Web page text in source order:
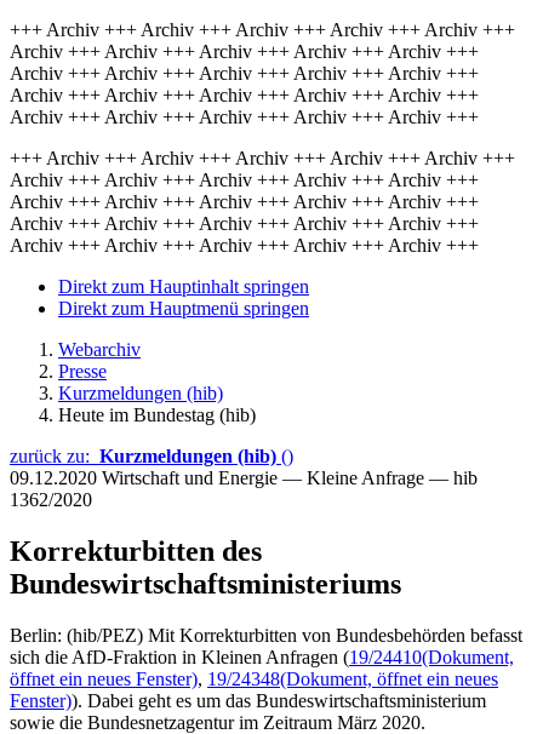
+++ Archiv +++ Archiv +++ Archiv +++ Archiv +++ Archiv +++
Archiv +++ Archiv +++ Archiv +++ Archiv +++ Archiv +++
Archiv +++ Archiv +++ Archiv +++ Archiv +++ Archiv +++
Archiv +++ Archiv +++ Archiv +++ Archiv +++ Archiv +++
Archiv +++ Archiv +++ Archiv +++ Archiv +++ Archiv +++
+++ Archiv +++ Archiv +++ Archiv +++ Archiv +++ Archiv +++
Archiv +++ Archiv +++ Archiv +++ Archiv +++ Archiv +++
Archiv +++ Archiv +++ Archiv +++ Archiv +++ Archiv +++
Archiv +++ Archiv +++ Archiv +++ Archiv +++ Archiv +++
Archiv +++ Archiv +++ Archiv +++ Archiv +++ Archiv +++
Direkt zum Hauptinhalt springen
Direkt zum Hauptmenü springen
Webarchiv
Presse
Kurzmeldungen (hib)
Heute im Bundestag (hib)
zurück zu: Kurzmeldungen (hib) ()
09.12.2020 Wirtschaft und Energie — Kleine Anfrage — hib
1362/2020
Korrekturbitten des
Bundeswirtschaftsministeriums
Berlin: (hib/PEZ) Mit Korrekturbitten von Bundesbehörden befasst
sich die AfD-Fraktion in Kleinen Anfragen (19/24410(Dokument,
öffnet ein neues Fenster), 19/24348(Dokument, öffnet ein neues
Fenster)). Dabei geht es um das Bundeswirtschaftsministerium
sowie die Bundesnetzagentur im Zeitraum März 2020.